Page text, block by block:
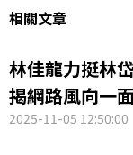
相關文章
林佳龍力挺林
揭網路風向一
2025-11-05 12:50:00